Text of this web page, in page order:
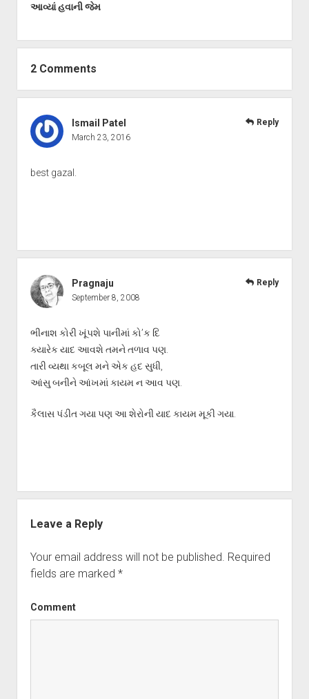
આવ્યાં હવાની જેમ
2 Comments
Ismail Patel
March 23, 2016
best gazal.
Reply
Pragnaju
September 8, 2008
ભીનાશ કોરી ખૂંપશે પાનીમાં કો’ક દિ
ક્યારેક યાદ આવશે તમને તળાવ પણ.
તારી વ્યથા કબૂલ મને એક હદ સુધી,
આંસુ બનીને આંખમાં કાયમ ન આવ પણ.
કૈલાસ પંડીત ગયા પણ આ શેરોની યાદ કાયમ મૂકી ગયા.
Reply
Leave a Reply
Your email address will not be published. Required
fields are marked *
Comment